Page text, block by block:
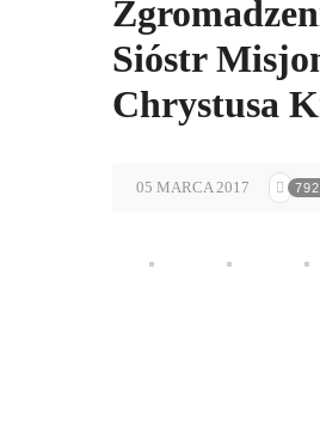
Sióstr
Chrystusa
05 MARCA 2017